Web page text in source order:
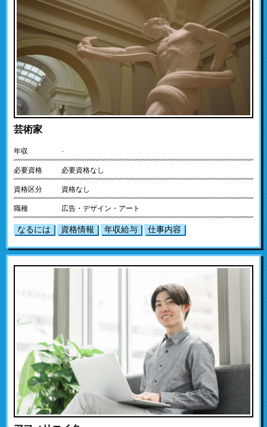
芸術家
年収 -
必要資格 必要資格なし
資格区分 資格なし
職種 広告・デザイン・アート
なるには 資格情報 年収給与 仕事内容